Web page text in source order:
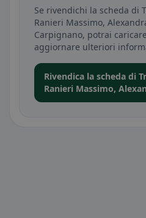
Se rivendichi la scheda di
Ranieri Massimo,
Carpignano, potrai
aggiornare ulteriori
Rivendica la scheda di
Ranieri Massimo,